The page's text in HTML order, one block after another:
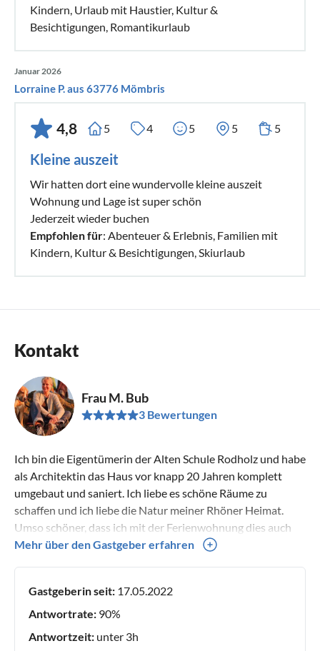
Kindern, Urlaub mit Haustier, Kultur &
Besichtigungen, Romantikurlaub
Januar 2026
Lorraine P. aus 63776 Mömbris
4,8 5 4 5 5 5
Kleine auszeit
Wir hatten dort eine wundervolle kleine auszeit
Wohnung und Lage ist super schön
Jederzeit wieder buchen
Empfohlen für: Abenteuer & Erlebnis, Familien mit
Kindern, Kultur & Besichtigungen, Skiurlaub
Kontakt
Frau M. Bub
3 Bewertungen
Ich bin die Eigentümerin der Alten Schule Rodholz und habe
als Architektin das Haus vor knapp 20 Jahren komplett
umgebaut und saniert. Ich liebe es schöne Räume zu
schaffen und ich liebe die Natur meiner Rhöner Heimat.
Umso schöner, dass ich mit der Ferienwohnung dies auch
mit anderen Menschen teilen kann.
Mehr über den Gastgeber erfahren
Gastgeberin seit: 17.05.2022
Antwortrate: 90%
Antwortzeit: unter 3h